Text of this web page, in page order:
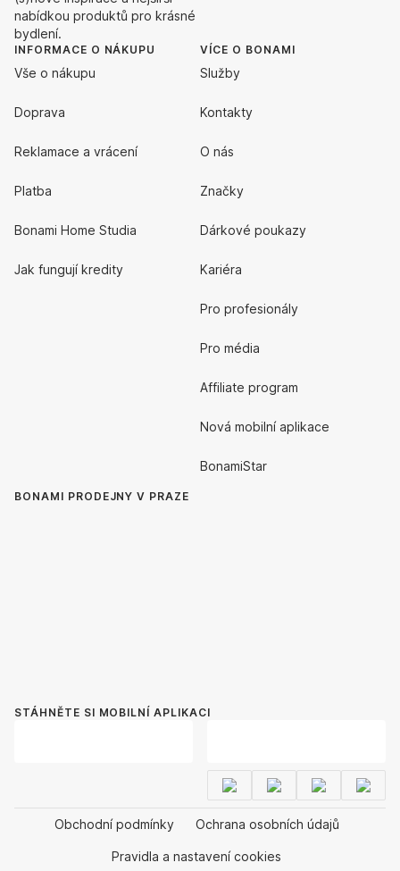
nabídkou produktů pro krásné
bydlení.
INFORMACE O NÁKUPU
Vše o nákupu
Doprava
Reklamace a vrácení
Platba
Bonami Home Studia
Jak fungují kredity
VÍCE O BONAMI
Služby
Kontakty
O nás
Značky
Dárkové poukazy
Kariéra
Pro profesionály
Pro média
Affiliate program
Nová mobilní aplikace
BonamiStar
BONAMI PRODEJNY V PRAZE
STÁHNĚTE SI MOBILNÍ APLIKACI
Obchodní podmínky Ochrana osobních údajů
Pravidla a nastavení cookies